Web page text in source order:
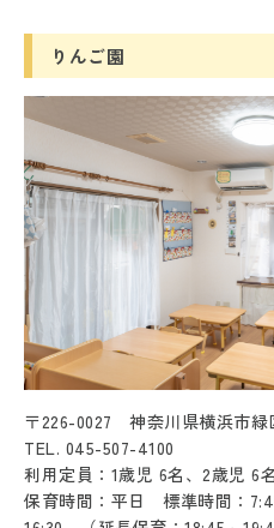
りんご園
〒226-0027 神奈川県横浜市緑
TEL. 045-507-4100
利用定員：1歳児 6名、2歳児 6
保育時間：平日 標準時間：